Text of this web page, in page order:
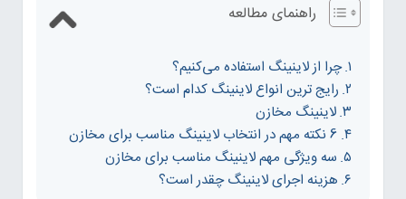
راهنمای مطالعه
چرا از لاینینگ استفاده می‌کنیم؟
رایج ترین انواع لاینینگ کدام است؟
لاینینگ مخازن
6 نکته مهم در انتخاب لاینینگ مناسب برای مخازن
سه ویژگی مهم لاینینگ مناسب برای مخازن
هزینه اجرای لاینینگ چقدر است؟